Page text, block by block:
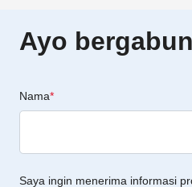
Ayo
Nama*
Saya ingin menerima informasi